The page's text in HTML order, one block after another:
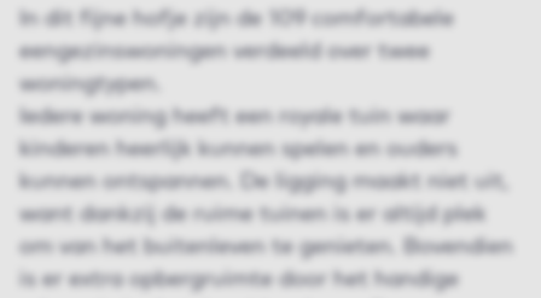
In dit fijne hofje zijn de 109 comfortabele
eengezinswoningen verdeeld over twee
woningtypen.
Iedere woning heeft een royale tuin waar
kinderen heerlijk kunnen spelen en ouders
kunnen ontspannen. De ligging maakt niet uit,
want dankzij de ruime tuinen is er altijd plek
om van het buitenleven te genieten. Bovendien
is er extra opbergruimte door het handige